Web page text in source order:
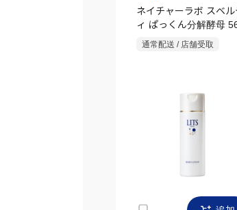
ネイチャーラボ スベル
ィ ぱっくん分解酵母
通常配送 / 店舗受取
追加